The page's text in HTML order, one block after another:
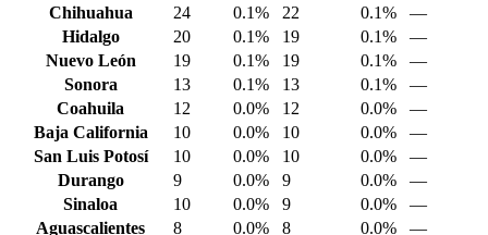
Chihuahua
24 0.1% 22 0.1%
—
Hidalgo
20 0.1% 19 0.1%
—
Nuevo León
19 0.1% 19 0.1%
—
Sonora
13 0.1% 13 0.1%
—
Coahuila
12 0.0% 12 0.0%
—
Baja California
10 0.0% 10 0.0%
—
San Luis Potosí
10 0.0% 10 0.0%
—
Durango
9 0.0% 9 0.0%
—
Sinaloa
10 0.0% 9 0.0%
—
Aguascalientes
8 0.0% 8 0.0% —